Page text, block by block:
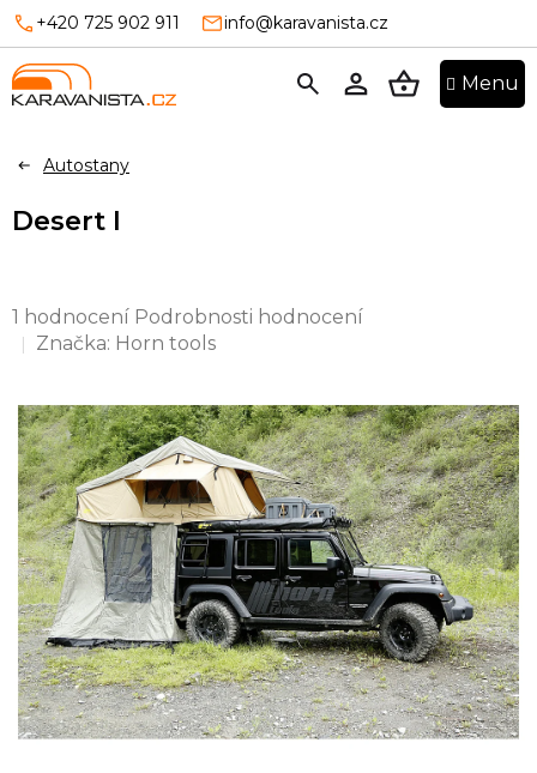
Přejít
obsah
+420 725 902 911 info@karavanista.cz
Autostany
Desert I
Průměrné
hodnocení
5,0
z
5
hvězdiček.
1 hodnocení Podrobnosti hodnocení
Značka: Horn tools